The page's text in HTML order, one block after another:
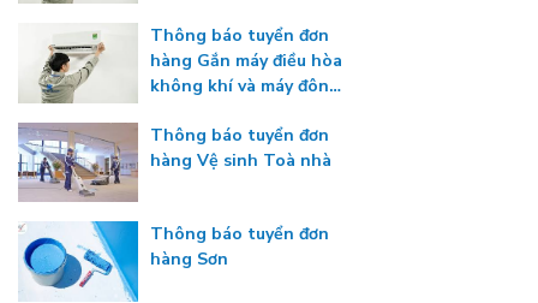
Thông báo tuyển đơn
hàng Gắn máy điều hòa
không khí và máy đông
Thông báo tuyển đơn
hàng Vệ sinh Toà nhà
Thông báo tuyển đơn
hàng Sơn